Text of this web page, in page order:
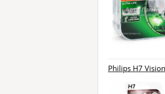
Philips H7